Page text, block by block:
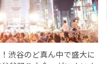
渋谷のど真ん中で盛大に